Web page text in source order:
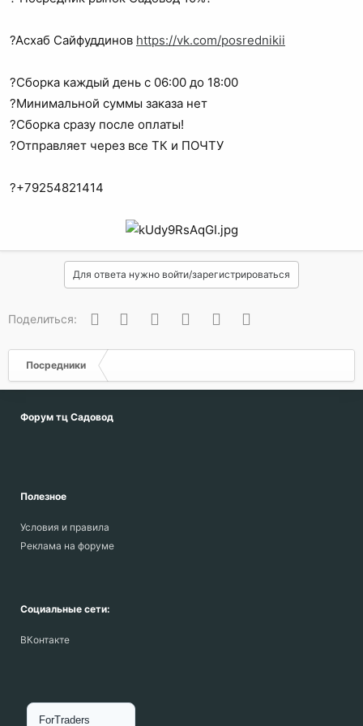
?Асхаб Сайфуддинов https://vk.com/posrednikii
?Сборка каждый день с 06:00 до 18:00
?Минимальной суммы заказа нет
?Сборка сразу после оплаты!
?Отправляет через все ТК и ПОЧТУ
?+79254821414
Для ответа нужно войти/зарегистрироваться
Поделиться: ВконтактеОдноклассники
Facebook
Twitter WhatsApp
Посредники
Форум тц Садовод
Полезное
Условия и правила
Реклама на форуме
Социальные сети:
ВКонтакте